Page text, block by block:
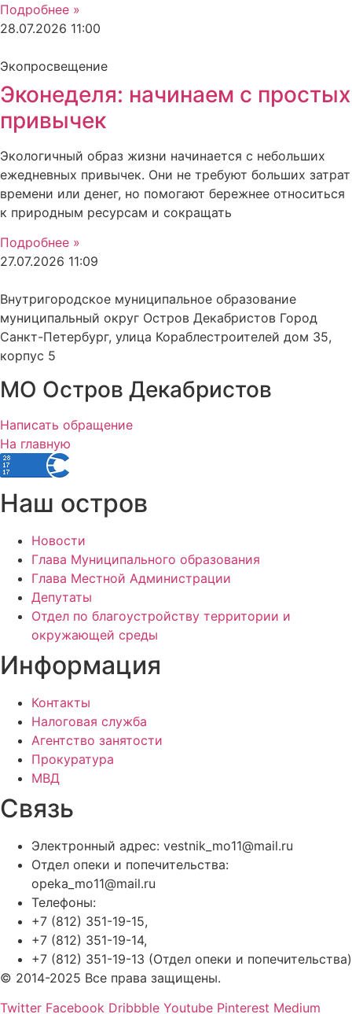
Подробнее »
28.07.2026 11:00
Экопросвещение
Эконеделя: начинаем с простых
привычек
Экологичный образ жизни начинается с небольших
ежедневных привычек. Они не требуют больших затрат
времени или денег, но помогают бережнее относиться
к природным ресурсам и сокращать
Подробнее »
27.07.2026 11:09
Внутригородское муниципальное образование
муниципальный округ Остров Декабристов Город
Санкт-Петербург, улица Кораблестроителей дом 35,
корпус 5
МО Остров Декабристов
Написать обращение
На главную
Наш остров
Новости
Глава Муниципального образования
Глава Местной Администрации
Депутаты
Отдел по благоустройству территории и
окружающей среды
Информация
Контакты
Налоговая служба
Агентство занятости
Прокуратура
МВД
Связь
Электронный адрес: vestnik_mo11@mail.ru
Отдел опеки и попечительства:
opeka_mo11@mail.ru
Телефоны:
+7 (812) 351-19-15,
+7 (812) 351-19-14,
+7 (812) 351-19-13 (Отдел опеки и попечительства)
© 2014-2025 Все права защищены.
Twitter Facebook Dribbble Youtube Pinterest Medium